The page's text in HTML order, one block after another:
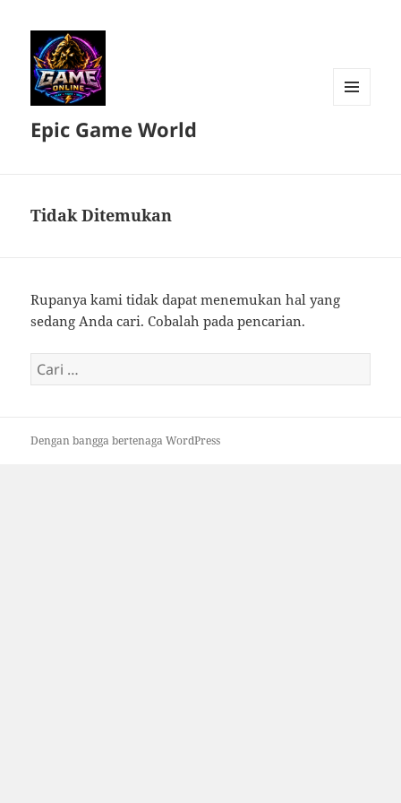
Epic Game World
Tidak Ditemukan
Rupanya kami tidak dapat menemukan hal yang
sedang Anda cari. Cobalah pada pencarian.
Cari
untuk:
Dengan bangga bertenaga WordPress